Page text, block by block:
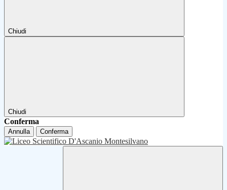
Chiudi
Chiudi
Conferma
Annulla Conferma